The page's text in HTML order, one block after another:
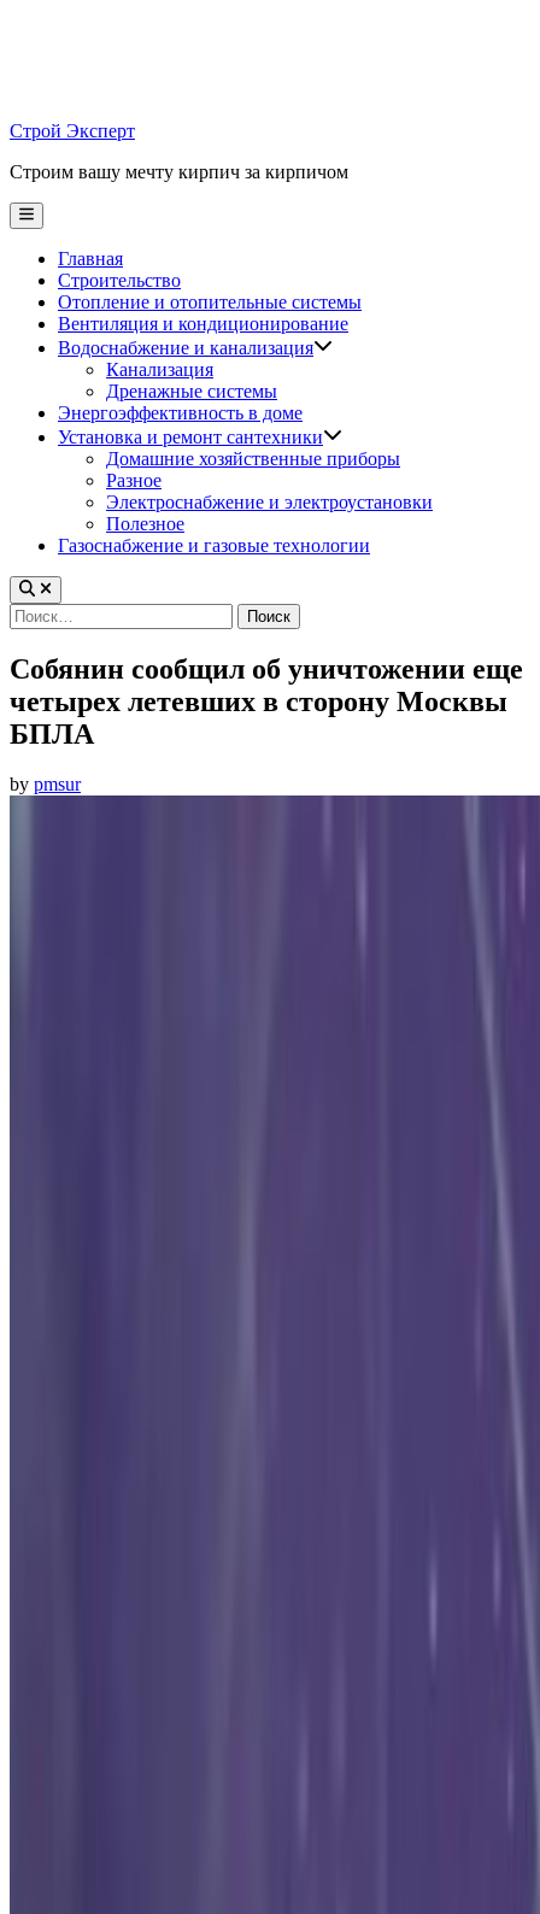
Строй Эксперт
Строим вашу мечту кирпич за кирпичом
Main
Menu
Главная
Строительство
Отопление и отопительные системы
Вентиляция и кондиционирование
Водоснабжение и канализация
Канализация
Дренажные системы
Энергоэффективность в доме
Установка и ремонт сантехники
Домашние хозяйственные приборы
Разное
Электроснабжение и электроустановки
Полезное
Газоснабжение и газовые технологии
Найти:
Собянин сообщил об уничтожении еще
четырех летевших в сторону Москвы
БПЛА
by pmsur